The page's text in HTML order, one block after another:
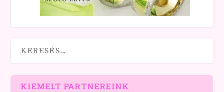
KIEMELT PARTNEREINK